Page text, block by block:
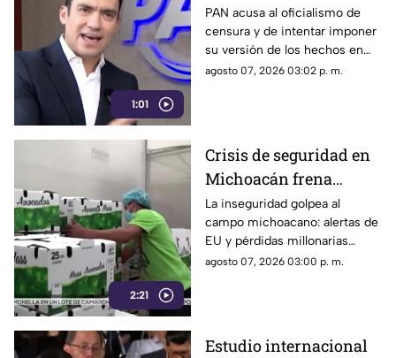
1:01
y de imponer narrativa
en el debate público
PAN acusa al oficialismo de
censura y de intentar imponer
su versión de los hechos en
medio del debate político
agosto 07, 2026 03:02 p. m.
2:21
Crisis de seguridad en
Michoacán frena
exportación de
aguacate y deja
pérdidas millonarias
La inseguridad golpea al
campo michoacano: alertas de
EU y pérdidas millonarias
afectan la exportación de
agosto 07, 2026 03:00 p. m.
Estudio internacional